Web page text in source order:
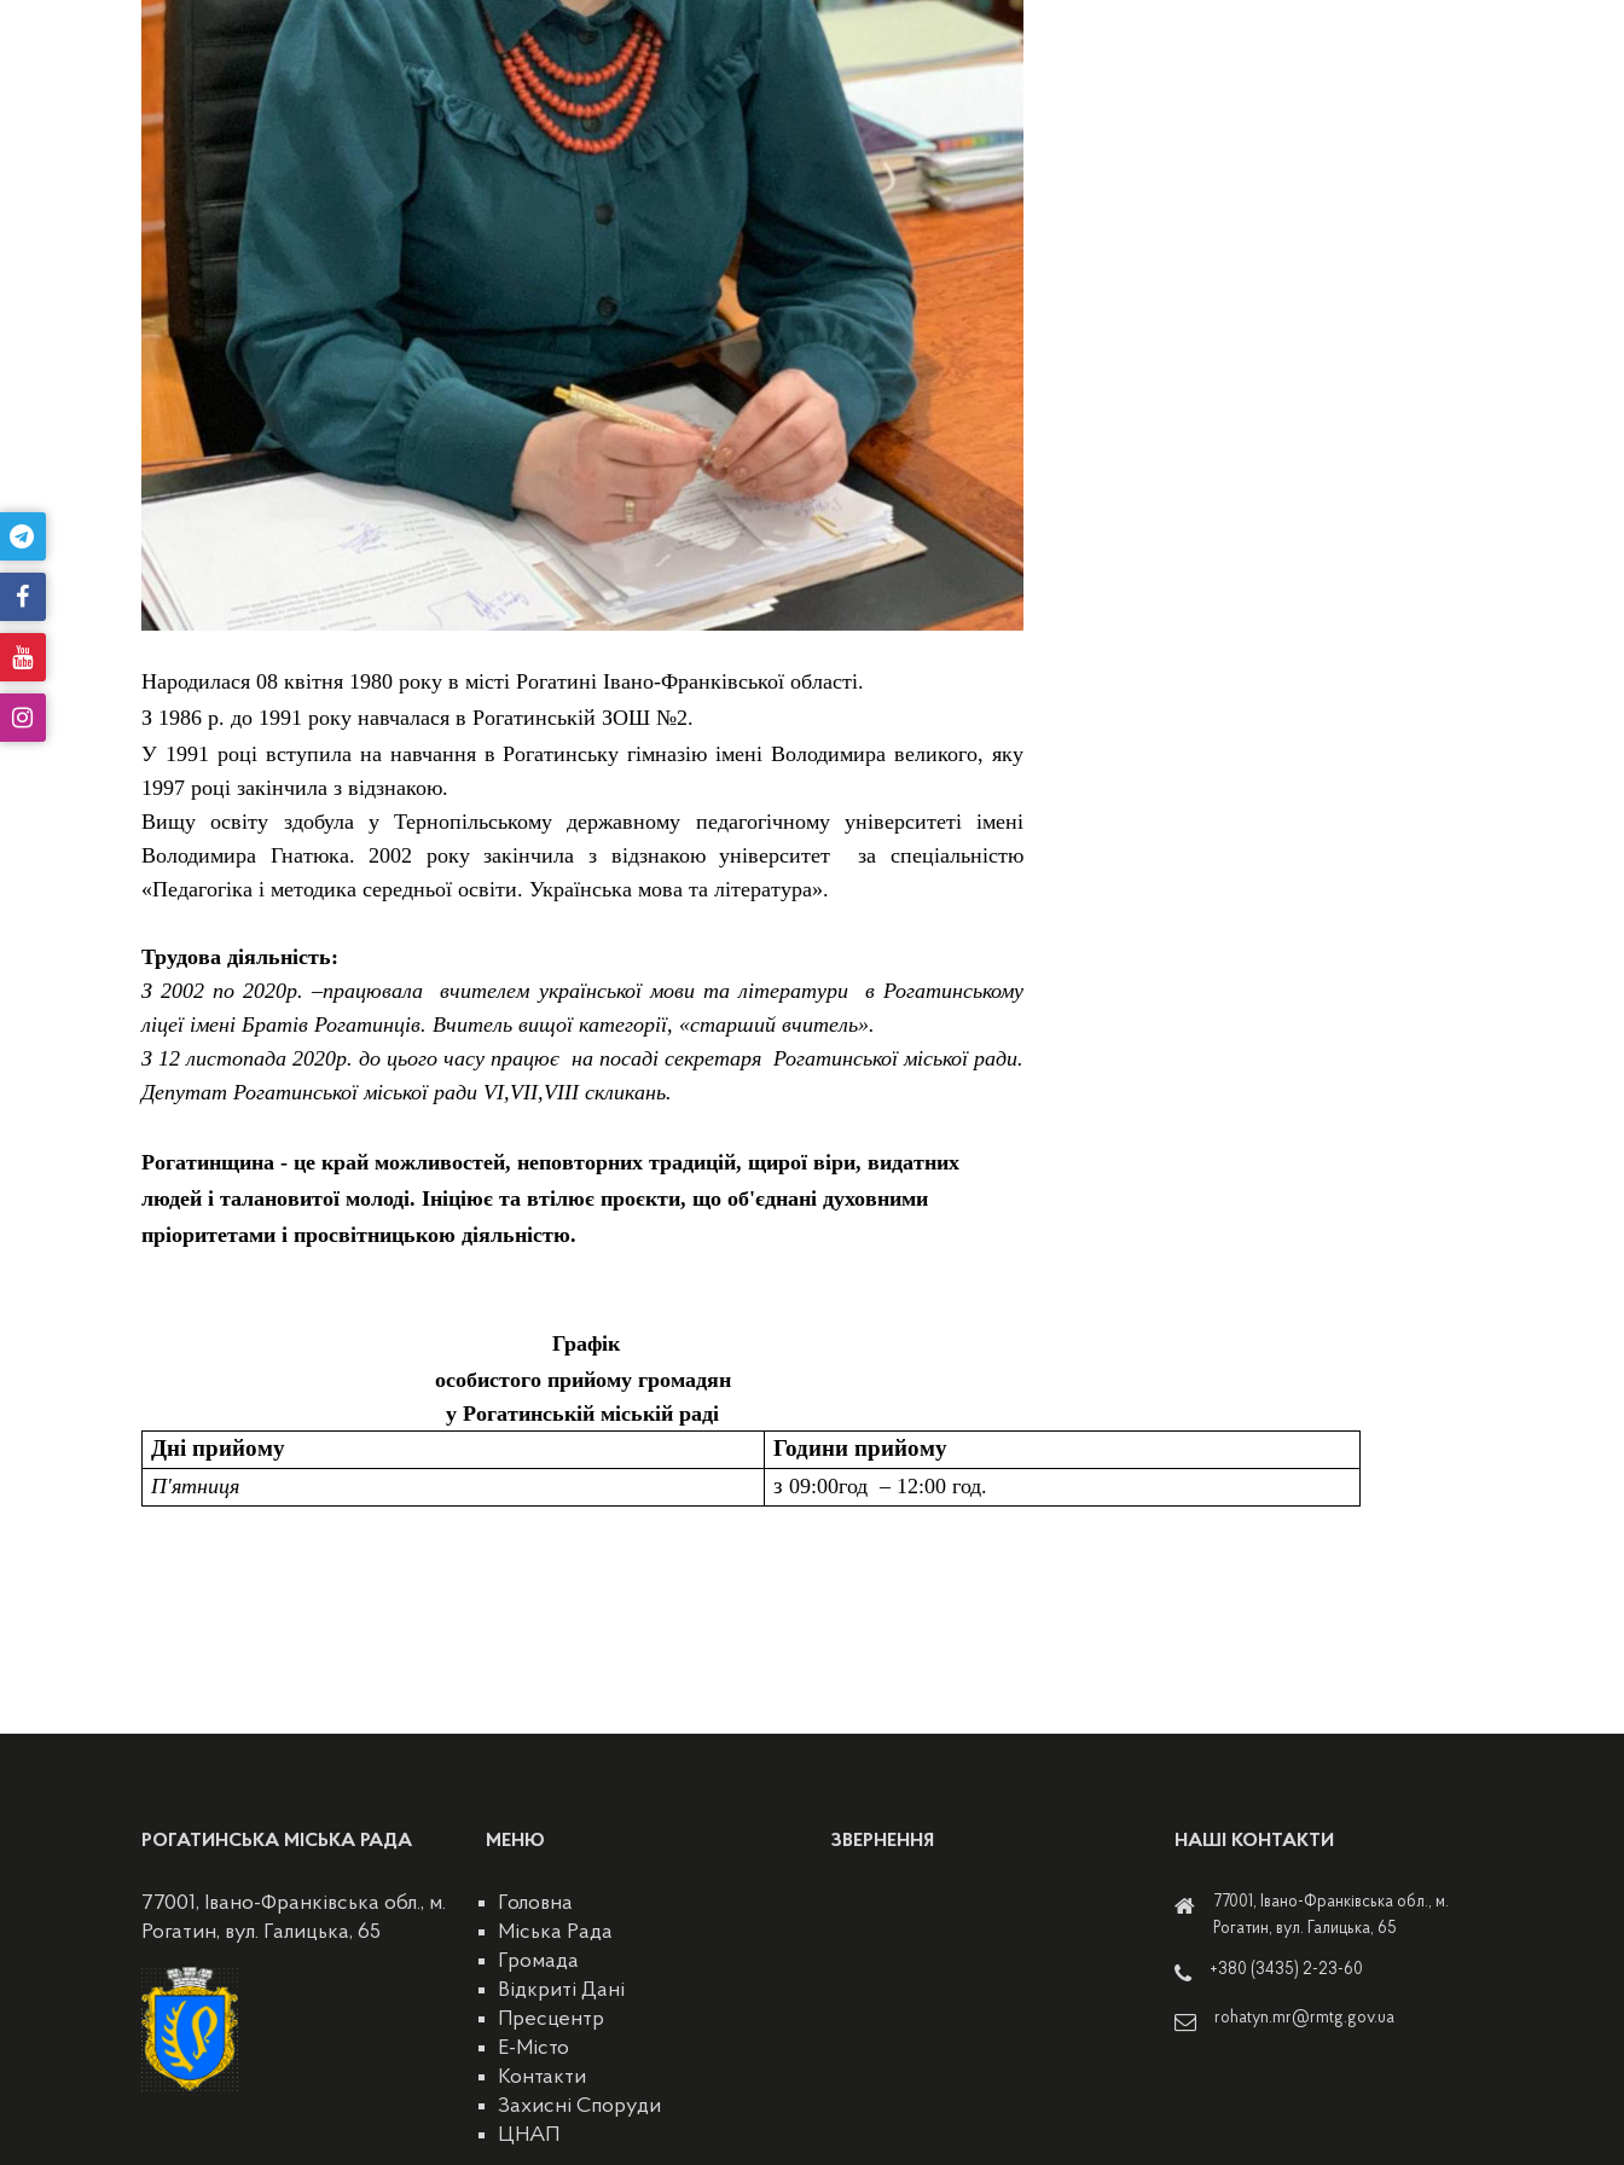
Народилася 08 квітня 1980 року в місті Рогатині Івано-Франківської області.
З 1986 р. до 1991 року навчалася в Рогатинській ЗОШ №2.
У 1991 році вступила на навчання в Рогатинську гімназію імені Володимира великого, яку
1997 році закінчила з відзнакою.
Вищу освіту здобула у Тернопільському державному педагогічному університеті імені
Володимира Гнатюка. 2002 року закінчила з відзнакою університет за спеціальністю
«Педагогіка і методика середньої освіти. Українська мова та література».
Трудова діяльність:
З 2002 по 2020р. –працювала вчителем української мови та літератури в Рогатинському
ліцеї імені Братів Рогатинців. Вчитель вищої категорії, «старший вчитель».
З 12 листопада 2020р. до цього часу працює на посаді секретаря Рогатинської міської ради.
Депутат Рогатинської міської ради VI,VII,VIII скликань.
Рогатинщина - це край можливостей, неповторних традицій, щирої віри, видатних
людей і талановитої молоді. Ініціює та втілює проєкти, що об'єднані духовними
пріоритетами і просвітницькою діяльністю.
Графік
особистого прийому громадян
у Рогатинській міській раді
Дні прийому Години прийому
П'ятниця з09:00год – 12:00 год.
РОГАТИНСЬКА МІСЬКА РАДА
77001, Івано-Франківська обл., м.
Рогатин, вул. Галицька, 65
МЕНЮ
Головна
Міська Рада
Громада
Відкриті Дані
Пресцентр
E-Місто
Контакти
Захисні Споруди
ЦНАП
ЗВЕРНЕННЯ НАШІ КОНТАКТИ
77001, Івано-Франківська обл., м.
Рогатин, вул. Галицька, 65
+380 (3435) 2-23-60
rohatyn.mr@rmtg.gov.ua